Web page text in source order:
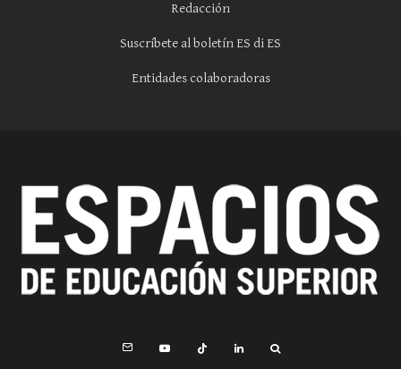
Redacción
Suscríbete al boletín ES di ES
Entidades colaboradoras